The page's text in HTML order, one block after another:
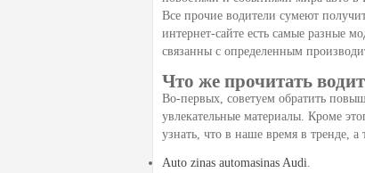
Все прочие водители сумеют
интернет-сайте есть самые разные
связанны с определенным
Что же прочитать
Во-первых, советуем обратить
увлекательные материалы. Кроме
узнать, что в наше время в тренде,
Auto zinas automasinas Audi.